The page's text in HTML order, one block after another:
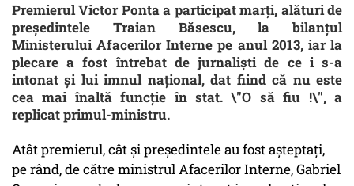
Premierul Victor Ponta a participat marți, alături de
preşedintele Traian Băsescu, la bilanţul
Ministerului Afacerilor Interne pe anul 2013, iar la
plecare a fost întrebat de jurnalişti de ce i s-a
intonat şi lui imnul naţional, dat fiind că nu este
cea mai înaltă funcţie în stat. \"O să fiu !\", a
replicat primul-ministru.
Atât premierul, cât şi preşedintele au fost aşteptaţi,
pe rând, de către ministrul Afacerilor Interne, Gabriel